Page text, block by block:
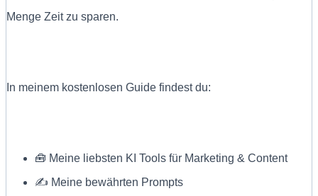
Menge Zeit zu sparen.
In meinem kostenlosen Guide findest du:
🧰 Meine liebsten KI Tools für Marketing & Content
✍ Meine bewährten Prompts